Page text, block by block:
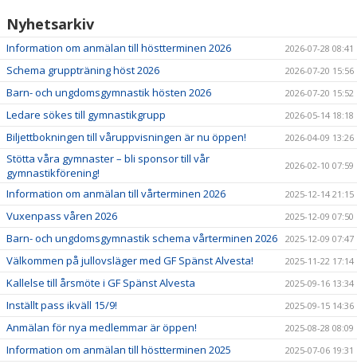
FÖRENINGSKLÄDER
Nyhetsarkiv
Information om anmälan till höstterminen 2026 2026-07-28 08:41
Schema gruppträning höst 2026 2026-07-20 15:56
Barn- och ungdomsgymnastik hösten 2026 2026-07-20 15:52
Ledare sökes till gymnastikgrupp 2026-05-14 18:18
Biljettbokningen till våruppvisningen är nu öppen! 2026-04-09 13:26
Stötta våra gymnaster – bli sponsor till vår
gymnastikförening!
2026-02-10 07:59
Information om anmälan till vårterminen 2026 2025-12-14 21:15
Vuxenpass våren 2026 2025-12-09 07:50
Barn- och ungdomsgymnastik schema vårterminen 2026 2025-12-09 07:47
Välkommen på jullovsläger med GF Spänst Alvesta! 2025-11-22 17:14
Kallelse till årsmöte i GF Spänst Alvesta 2025-09-16 13:34
Inställt pass ikväll 15/9! 2025-09-15 14:36
Anmälan för nya medlemmar är öppen! 2025-08-28 08:09
Information om anmälan till höstterminen 2025 2025-07-06 19:31